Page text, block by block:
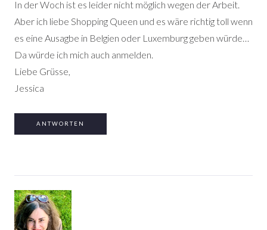
In der Woch ist es leider nicht möglich wegen der Arbeit.
Aber ich liebe Shopping Queen und es wäre richtig toll wenn
es eine Ausagbe in Belgien oder Luxemburg geben würde…
Da würde ich mich auch anmelden.
Liebe Grüsse,
Jessica
ANTWORTEN